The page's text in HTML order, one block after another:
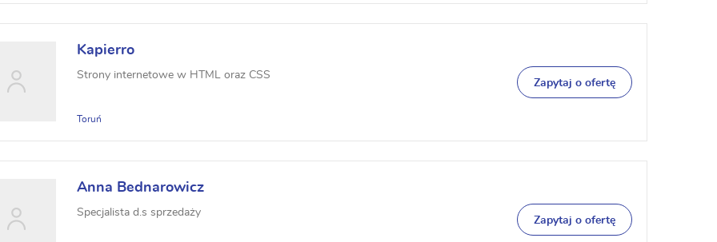
Kapierro
Strony internetowe w HTML oraz CSS
Toruń
Zapytaj o ofertę
Anna Bednarowicz
Specjalista d.s sprzedaży
Zapytaj o ofertę